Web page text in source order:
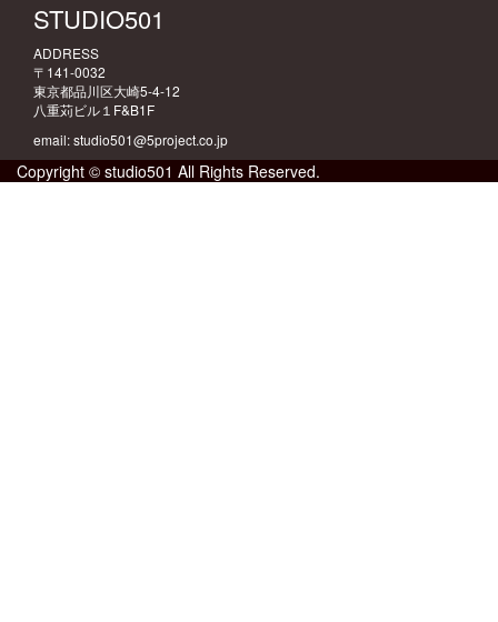
STUDIO501
ADDRESS
〒141-0032
東京都品川区大崎5-4-12
八重苅ビル１F&B1F
email: studio501@5project.co.jp
Copyright © studio501 All Rights Reserved.